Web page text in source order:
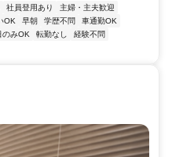
社員登用あり
主婦・主夫歓迎
OK 早朝 学歴不問
車通勤OK
のみOK 転勤なし
経験不問